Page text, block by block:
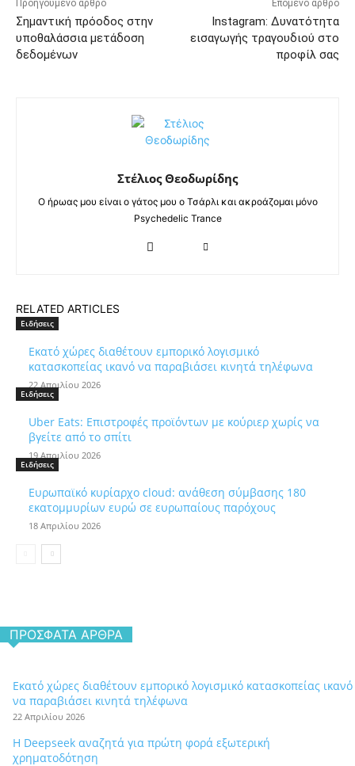
Προηγούμενο άρθρο
Σημαντική πρόοδος στην
υποθαλάσσια μετάδοση
δεδομένων
Επόμενο άρθρο
Instagram: Δυνατότητα
εισαγωγής τραγουδιού στο
προφίλ σας
Στέλιος Θεοδωρίδης
Ο ήρωας μου είναι ο γάτος μου ο Τσάρλι και ακροάζομαι μόνο
Psychedelic Trance
RELATED ARTICLES
Ειδήσεις
Εκατό χώρες διαθέτουν εμπορικό λογισμικό
κατασκοπείας ικανό να παραβιάσει κινητά τηλέφωνα
22 Απριλίου 2026
Ειδήσεις
Uber Eats: Επιστροφές προϊόντων με κούριερ χωρίς να
βγείτε από το σπίτι
19 Απριλίου 2026
Ειδήσεις
Ευρωπαϊκό κυρίαρχο cloud: ανάθεση σύμβασης 180
εκατομμυρίων ευρώ σε ευρωπαίους παρόχους
18 Απριλίου 2026
ΠΡΌΣΦΑΤΑ ΆΡΘΡΑ
Εκατό χώρες διαθέτουν εμπορικό λογισμικό κατασκοπείας ικανό
να παραβιάσει κινητά τηλέφωνα
22 Απριλίου 2026
Η Deepseek αναζητά για πρώτη φορά εξωτερική
χρηματοδότηση